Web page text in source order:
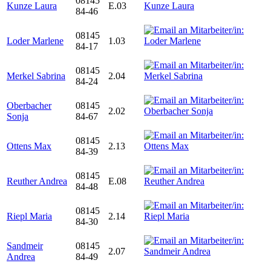
Kunze Laura
84-46
E.03
Loder Marlene
08145
84-17
1.03
Merkel Sabrina
08145
84-24
2.04
Oberbacher
Sonja
08145
84-67
2.02
Ottens Max
08145
84-39
2.13
Reuther Andrea
08145
84-48
E.08
Riepl Maria
08145
84-30
2.14
Sandmeir
Andrea
08145
84-49
2.07